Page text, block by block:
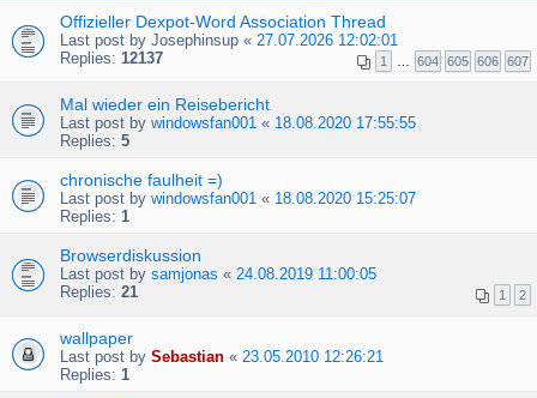
Offizieller Dexpot-Word Association Thread
Last post by Josephinsup « 27.07.2026 12:02:01
Replies: 12137 1 604 605 606 607
Mal wieder ein Reisebericht
Last post by windowsfan001 « 18.08.2020 17:55:55
Replies: 5
chronische faulheit =)
Last post by windowsfan001 « 18.08.2020 15:25:07
Replies: 1
Browserdiskussion
Last post by samjonas « 24.08.2019 11:00:05
Replies: 21 1 2
wallpaper
Last post by Sebastian « 23.05.2010 12:26:21
Replies: 1